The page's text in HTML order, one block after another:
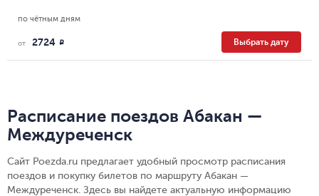
по чётным дням
от 2724 R Выбрать дату
Расписание поездов Абакан —
Междуреченск
Сайт Poezda.ru предлагает удобный просмотр расписания
поездов и покупку билетов по маршруту Абакан —
Междуреченск. Здесь вы найдете актуальную информацию